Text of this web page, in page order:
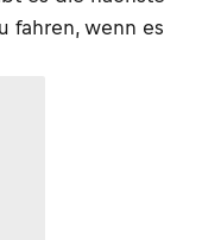
fahren, wenn es